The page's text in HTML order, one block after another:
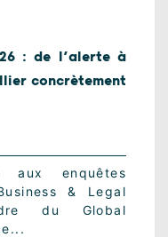
: de l’alerte à
concrètement
aux enquêtes
& Legal
du Global